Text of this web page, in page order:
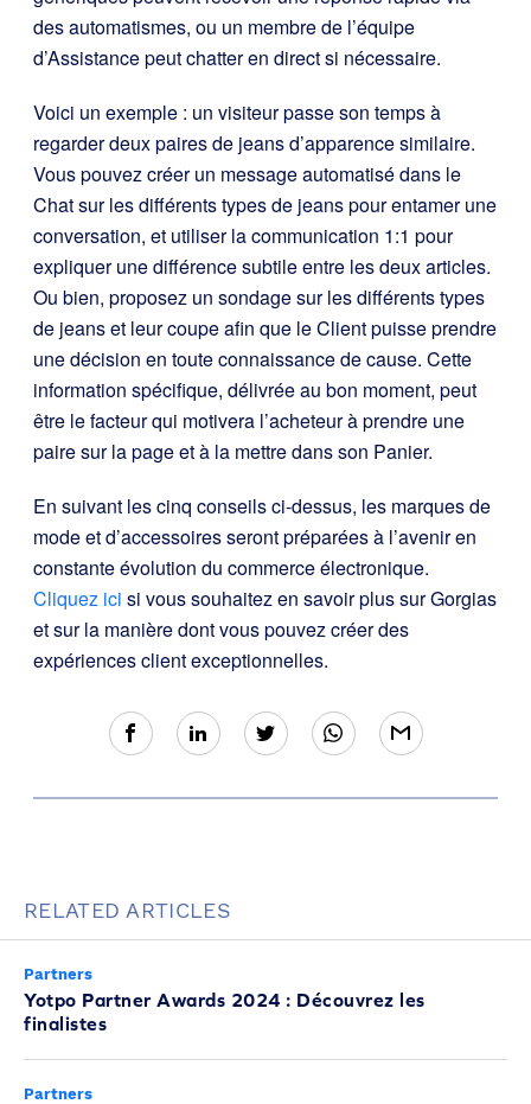
des automatismes, ou un membre de l’équipe
d’Assistance peut chatter en direct si nécessaire.
Voici un exemple : un visiteur passe son temps à
regarder deux paires de jeans d’apparence similaire.
Vous pouvez créer un message automatisé dans le
Chat sur les différents types de jeans pour entamer une
conversation, et utiliser la communication 1:1 pour
expliquer une différence subtile entre les deux articles.
Ou bien, proposez un sondage sur les différents types
de jeans et leur coupe afin que le Client puisse prendre
une décision en toute connaissance de cause. Cette
information spécifique, délivrée au bon moment, peut
être le facteur qui motivera l’acheteur à prendre une
paire sur la page et à la mettre dans son Panier.
En suivant les cinq conseils ci-dessus, les marques de
mode et d’accessoires seront préparées à l’avenir en
constante évolution du commerce électronique.
Cliquez ici si vous souhaitez en savoir plus sur Gorgias
et sur la manière dont vous pouvez créer des
expériences client exceptionnelles.
RELATED ARTICLES
Partners
Yotpo Partner Awards 2024 : Découvrez les
finalistes
Partners